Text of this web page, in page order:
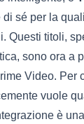
di sé per la
Questi titoli,
sono ora a
Video. Per
vuole
è